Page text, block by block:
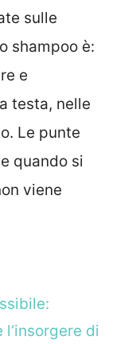
sulle
shampoo è:
e
testa, nelle
Le punte
quando si
viene
di